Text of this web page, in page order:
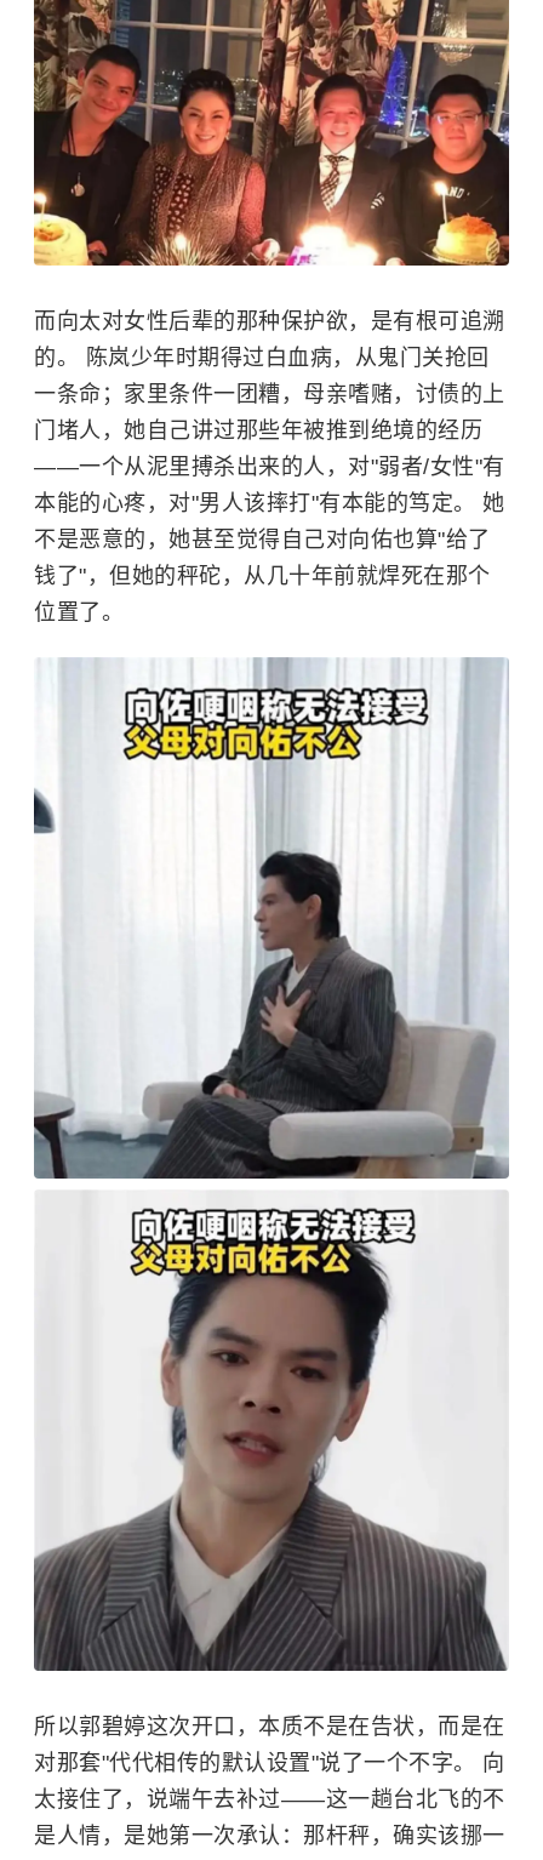
而向太对女性后辈的那种保护欲，是有根可追溯
的。 陈岚少年时期得过白血病，从鬼门关抢回
一条命；家里条件一团糟，母亲嗜赌，讨债的上
门堵人，她自己讲过那些年被推到绝境的经历
——一个从泥里搏杀出来的人，对"弱者/女性"有
本能的心疼，对"男人该摔打"有本能的笃定。 她
不是恶意的，她甚至觉得自己对向佑也算"给了
钱了"，但她的秤砣，从几十年前就焊死在那个
位置了。
所以郭碧婷这次开口，本质不是在告状，而是在
对那套"代代相传的默认设置"说了一个不字。 向
太接住了，说端午去补过——这一趟台北飞的不
是人情，是她第一次承认：那杆秤，确实该挪一